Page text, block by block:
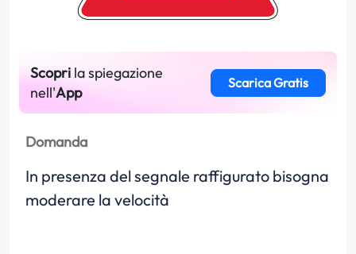
Scopri la spiegazione
nell'App
Scarica Gratis
Domanda
In presenza del segnale raffigurato bisogna
moderare la velocità